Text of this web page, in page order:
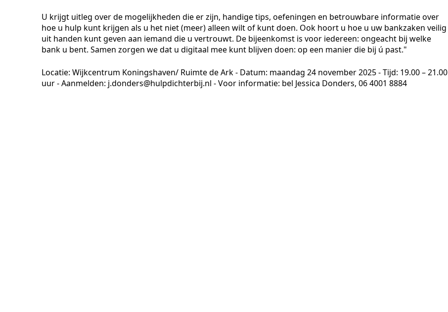
U krijgt uitleg over de mogelijkheden die er zijn, handige tips, oefeningen en betrouwbare informatie over
hoe u hulp kunt krijgen als u het niet (meer) alleen wilt of kunt doen. Ook hoort u hoe u uw bankzaken veilig
uit handen kunt geven aan iemand die u vertrouwt. De bijeenkomst is voor iedereen: ongeacht bij welke
bank u bent. Samen zorgen we dat u digitaal mee kunt blijven doen: op een manier die bij ú past."
Locatie: Wijkcentrum Koningshaven/ Ruimte de Ark - Datum: maandag 24 november 2025 - Tijd: 19.00 – 21.00
uur - Aanmelden: j.donders@hulpdichterbij.nl - Voor informatie: bel Jessica Donders, 06 4001 8884